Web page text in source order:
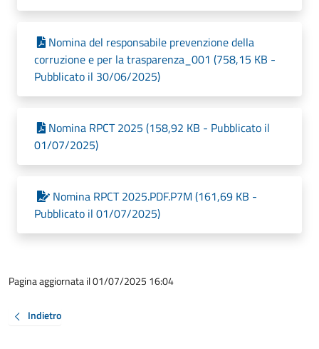
Nomina del responsabile prevenzione della
corruzione e per la trasparenza_001 (758,15 KB -
Pubblicato il 30/06/2025)
Nomina RPCT 2025 (158,92 KB - Pubblicato il
01/07/2025)
Nomina RPCT 2025.PDF.P7M (161,69 KB -
Pubblicato il 01/07/2025)
Pagina aggiornata il 01/07/2025 16:04
Indietro